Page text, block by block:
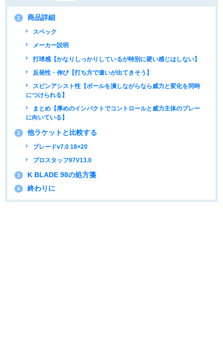
1 商品詳細
スペック
メーカー説明
打球感【かなりしっかりしているが特別に硬い感じはしない】
反発性・伸び【打ち方で違いが出てきそう】
スピンアシスト性【ボールを潰しながらなら威力と変化を同時
につけられる】
まとめ【厚めのインパクトでコントロールと威力主体のプレー
に向いている】
2 他ラケットと比較する
ブレードv7.0 18×20
プロスタッフ97V13.0
3 K BLADE 98の処方箋
4 終わりに